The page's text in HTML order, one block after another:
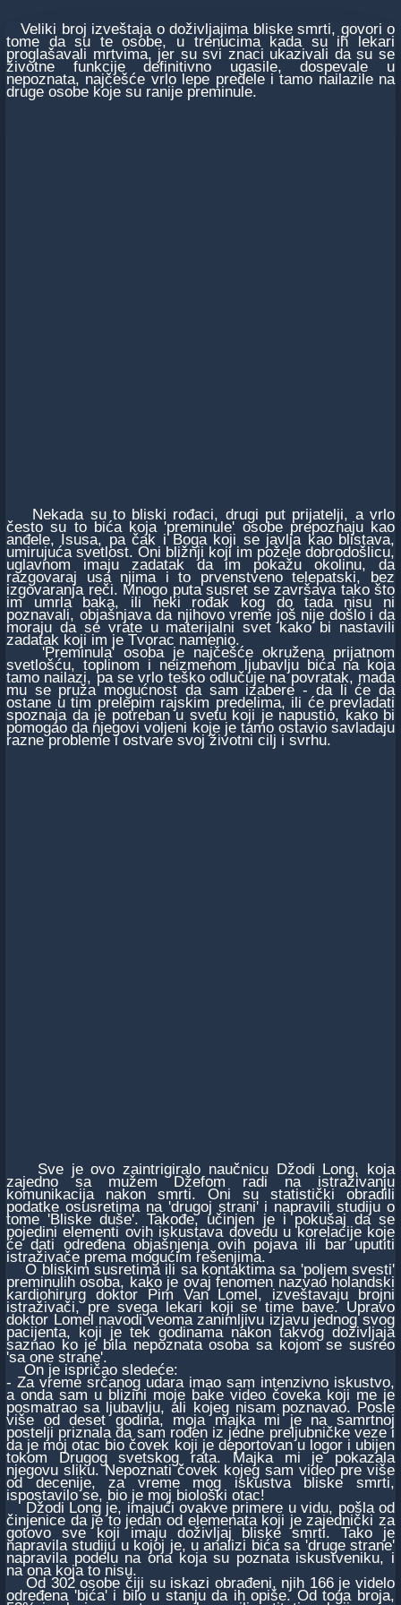
Veliki broj izveštaja o doživljajima bliske smrti, govori o
tome da su te osobe, u trenucima kada su ih lekari
proglašavali mrtvima, jer su svi znaci ukazivali da su se
životne funkcije definitivno ugasile, dospevale u
nepoznata, najčešće vrlo lepe predele i tamo nailazile na
druge osobe koje su ranije preminule.
Nekada su to bliski rođaci, drugi put prijatelji, a vrlo
često su to bića koja 'preminule' osobe prepoznaju kao
anđele, Isusa, pa čak i Boga koji se javlja kao blistava,
umirujuća svetlost. Oni bližnji koji im požele dobrodošlicu,
uglavnom imaju zadatak da im pokažu okolinu, da
razgovaraj usa njima i to prvenstveno telepatski, bez
izgovaranja reči. Mnogo puta susret se završava tako što
im umrla baka, ili neki rođak kog do tada nisu ni
poznavali, objašnjava da njihovo vreme još nije došlo i da
moraju da se vrate u materijalni svet kako bi nastavili
zadatak koji im je Tvorac namenio.
'Preminula' osoba je najčešće okružena prijatnom
svetlošću, toplinom i neizmenom ljubavlju bića na koja
tamo nailazi, pa se vrlo teško odlučuje na povratak, mada
mu se pruža mogućnost da sam izabere - da li će da
ostane u tim prelepim rajskim predelima, ili će prevladati
spoznaja da je potreban u svetu koji je napustio, kako bi
pomogao da njegovi voljeni koje je tamo ostavio savladaju
razne probleme i ostvare svoj životni cilj i svrhu.
Sve je ovo zaintrigiralo naučnicu Džodi Long, koja
zajedno sa mužem Džefom radi na istraživanju
komunikacija nakon smrti. Oni su statistički obradili
podatke osusretima na 'drugoj strani' i napravili studiju o
tome 'Bliske duše'. Takođe, učinjen je i pokušaj da se
pojedini elementi ovih iskustava dovedu u korelacije koje
će dati određena objašnjenja ovih pojava ili bar uputiti
istraživače prema mogućim rešenjima.
O bliskim susretima ili sa kontaktima sa 'poljem svesti'
preminulih osoba, kako je ovaj fenomen nazvao holandski
kardiohirurg doktor Pim Van Lomel, izveštavaju brojni
istraživači, pre svega lekari koji se time bave. Upravo
doktor Lomel navodi veoma zanimljivu izjavu jednog svog
pacijenta, koji je tek godinama nakon takvog doživljaja
saznao ko je bila nepoznata osoba sa kojom se susreo
'sa one strane'.
On je ispričao sledeće:
- Za vreme srčanog udara imao sam intenzivno iskustvo,
a onda sam u blizini moje bake video čoveka koji me je
posmatrao sa ljubavlju, ali kojeg nisam poznavao. Posle
više od deset godina, moja majka mi je na samrtnoj
postelji priznala da sam rođen iz jedne preljubničke veze i
da je moj otac bio čovek koji je deportovan u logor i ubijen
tokom Drugog svetskog rata. Majka mi je pokazala
njegovu sliku. Nepoznati čovek kojeg sam video pre više
od decenije, za vreme mog iskustva bliske smrti,
ispostavilo se, bio je moj biološki otac!
Džodi Long je, imajući ovakve primere u vidu, pošla od
činjenice da je to jedan od elemenata koji je zajednički za
gotovo sve koji imaju doživljaj bliske smrti. Tako je
napravila studiju u kojoj je, u analizi bića sa 'druge strane'
napravila podelu na ona koja su poznata iskustveniku, i
na ona koja to nisu.
Od 302 osobe čiji su iskazi obrađeni, njih 166 je videlo
određena 'bića' i bilo u stanju da ih opiše. Od toga broja,